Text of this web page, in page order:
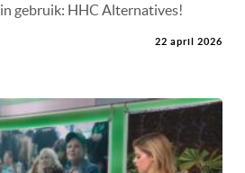
gebruik: HHC Alternatives!
22 april 2026